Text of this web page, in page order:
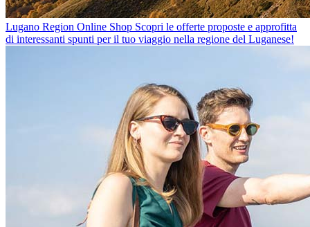
Lugano Region Online Shop Scopri le offerte proposte e approfitta
di interessanti spunti per il tuo viaggio nella regione del Luganese!